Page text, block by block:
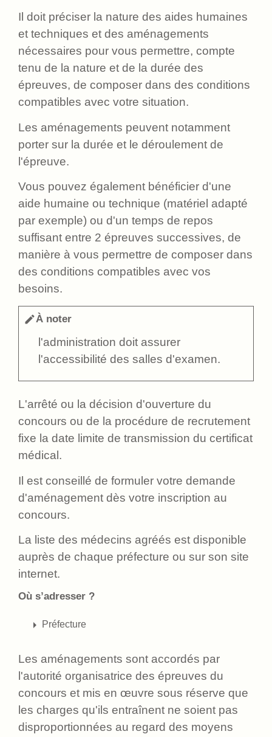
Il doit préciser la nature des aides humaines
et techniques et des aménagements
nécessaires pour vous permettre, compte
tenu de la nature et de la durée des
épreuves, de composer dans des conditions
compatibles avec votre situation.
Les aménagements peuvent notamment
porter sur la durée et le déroulement de
l'épreuve.
Vous pouvez également bénéficier d'une
aide humaine ou technique (matériel adapté
par exemple) ou d'un temps de repos
suffisant entre 2 épreuves successives, de
manière à vous permettre de composer dans
des conditions compatibles avec vos
besoins.
editÀ noter
l'administration doit assurer
l'accessibilité des salles d'examen.
L'arrêté ou la décision d'ouverture du
concours ou de la procédure de recrutement
fixe la date limite de transmission du certificat
médical.
Il est conseillé de formuler votre demande
d'aménagement dès votre inscription au
concours.
La liste des médecins agréés est disponible
auprès de chaque préfecture ou sur son site
internet.
Où s’adresser ?
arrow_right Préfecture
Les aménagements sont accordés par
l'autorité organisatrice des épreuves du
concours et mis en œuvre sous réserve que
les charges qu'ils entraînent ne soient pas
disproportionnées au regard des moyens